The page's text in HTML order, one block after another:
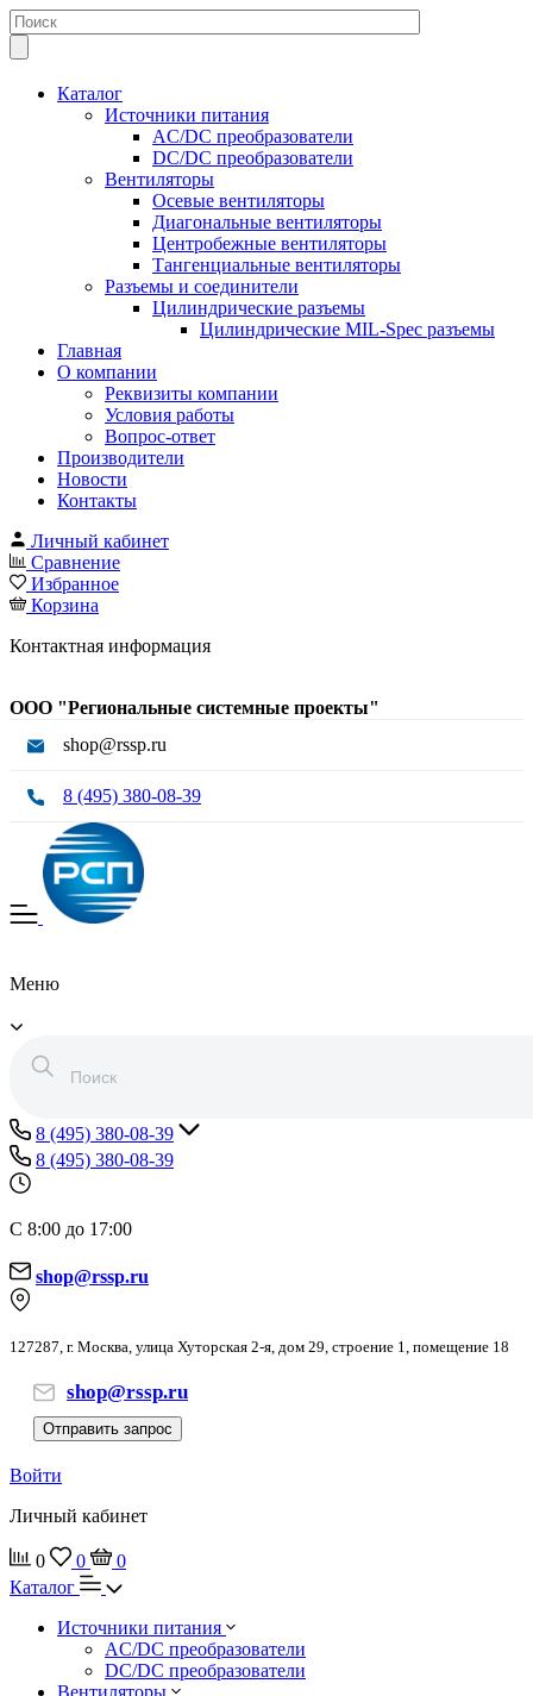
Каталог
Источники питания
AC/DC преобразователи
DC/DC преобразователи
Вентиляторы
Осевые вентиляторы
Диагональные вентиляторы
Центробежные вентиляторы
Тангенциальные вентиляторы
Разъемы и соединители
Цилиндрические разъемы
Цилиндрические MIL-Spec разъемы
Главная
О компании
Реквизиты компании
Условия работы
Вопрос-ответ
Производители
Новости
Контакты
Личный кабинет
Сравнение
Избранное
Корзина
Контактная информация
ООО "Региональные системные проекты"
shop@rssp.ru
8 (495) 380-08-39
Меню
8 (495) 380-08-39
8 (495) 380-08-39
С 8:00 до 17:00
shop@rssp.ru
127287, г. Москва, улица Хуторская 2-я, дом 29, строение 1, помещение 18
shop@rssp.ru
Отправить запрос
Войти
Личный кабинет
0 0
0
Каталог
Источники питания
AC/DC преобразователи
DC/DC преобразователи
Вентиляторы